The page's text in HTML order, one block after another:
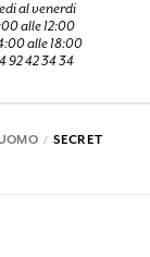
al venerdi
alle 12:00
alle 18:00
92 42 34 34
SECRET